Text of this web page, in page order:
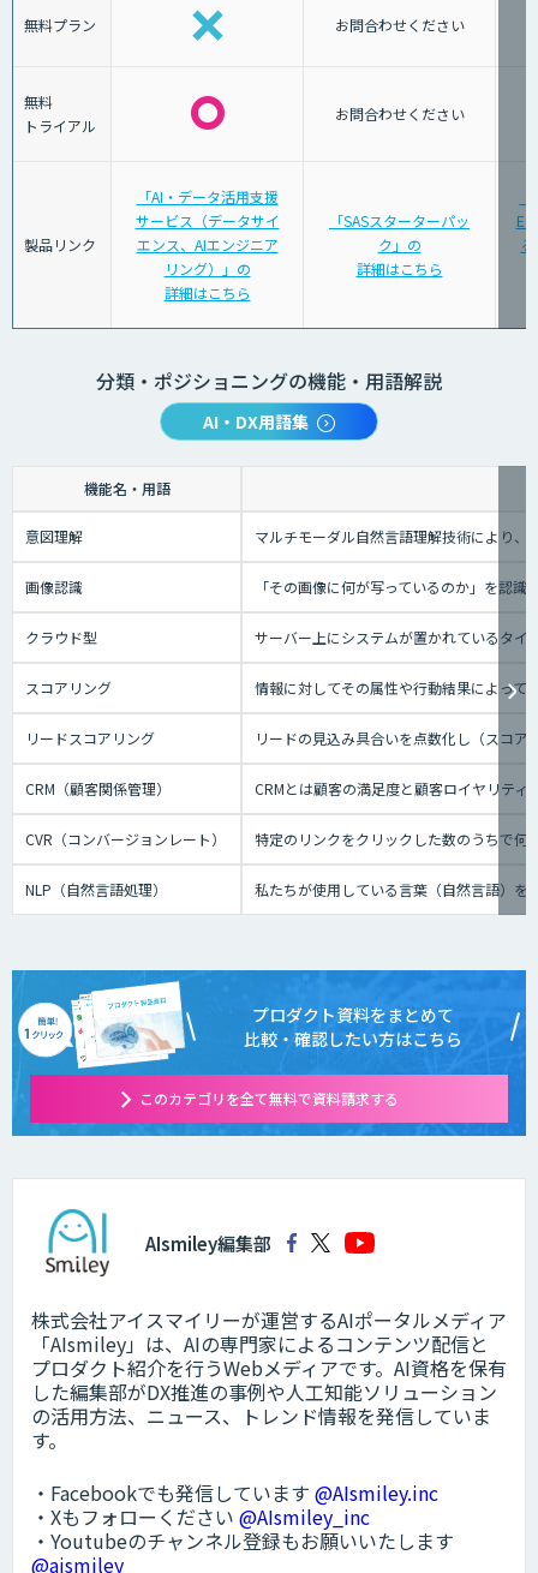
無料プラン お問合わせください
無料
トライアル
お問合わせください
製品リンク
「AI・データ活用支援
サービス（データサイ
エンス、AIエンジニア
リング）」の
詳細はこちら
「SASスターターパッ
ク」の
詳細はこちら
分類・ポジショニングの機能・用語解説
AI・DX用語集
機能名・用語
意図理解 マルチモーダル自然言語理解技術により、
画像認識 「その画像に何が写っているのか」を認
クラウド型 サーバー上にシステムが置かれているタ
スコアリング 情報に対してその属性や行動結果によって
リードスコアリング リードの見込み具合いを点数化し（スコ
CRM（顧客関係管理） CRMとは顧客の満足度と顧客ロイヤリテ
CVR（コンバージョンレート） 特定のリンクをクリックした数のうちで何
NLP（自然言語処理） 私たちが使用している言葉（自然言語）を
プロダクト資料をまとめて
比較・確認したい方はこちら
このカテゴリを全て無料で資料請求する
AIsmiley編集部
株式会社アイスマイリーが運営するAIポータルメディア
「AIsmiley」は、AIの専門家によるコンテンツ配信と
プロダクト紹介を行うWebメディアです。AI資格を保有
した編集部がDX推進の事例や人工知能ソリューション
の活用方法、ニュース、トレンド情報を発信していま
す。
・Facebookでも発信しています @AIsmiley.inc
・Xもフォローください @AIsmiley_inc
・Youtubeのチャンネル登録もお願いいたします
@aismiley